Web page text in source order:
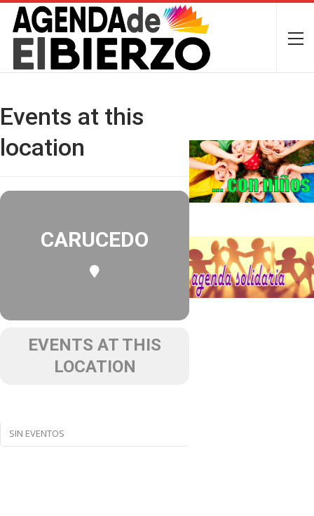
Events at this
location
CARUCEDO
EVENTS AT THIS
LOCATION
SIN EVENTOS